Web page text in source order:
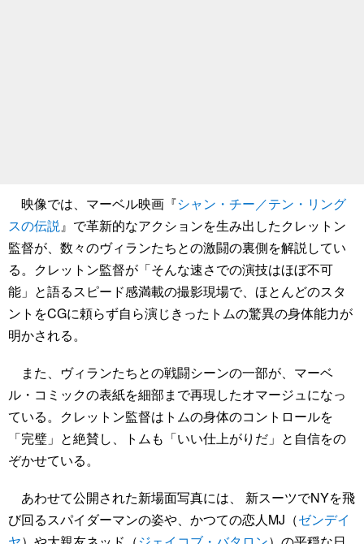
映像では、マーベル映画『シャン・チー／テン・リング
スの伝説 』で革新的なアクションを生み出したクレットン
監督が、数々のヴィランたちとの激闘の裏側を解説してい
る。クレットン監督が「そんな速さでの演技はほぼ不可
能」と語るスピード感満載の撮影現場で、ほとんどのスタ
ントをCGに頼らず自ら演じきったトムの驚異の身体能力が
明かされる。
また、ヴィランたちとの戦闘シーンの一部が、マーベ
ル・コミックの表紙を細部まで再現したオマージュになっ
ている。クレットン監督はトムの身体のコントロールを
「完璧」と絶賛し、トムも「いい仕上がりだ」と自信をの
ぞかせている。
あわせて公開された新場面写真には、 新スーツでNYを飛
び回るスパイダーマンの姿や、かつての恋人MJ（ゼンデイ